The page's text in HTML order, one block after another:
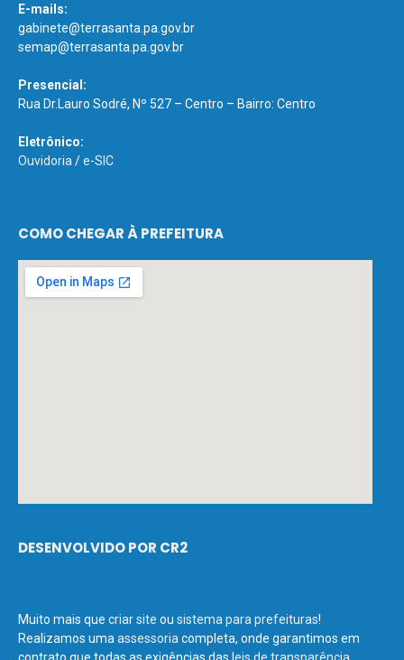
E-mails:
gabinete@terrasanta.pa.gov.br
semap@terrasanta.pa.gov.br
Presencial:
Rua Dr.Lauro Sodré, Nº 527 – Centro – Bairro: Centro
Eletrônico:
Ouvidoria /e-SIC
COMO CHEGAR À PREFEITURA
DESENVOLVIDO POR CR2
Muito mais que criar site ou sistema para prefeituras!
Realizamos uma assessoria completa, onde garantimos em
contrato que todas as exigências das leis de transparência